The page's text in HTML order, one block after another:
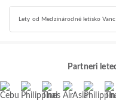
Lety od Medzinárodné letisko
Partneri